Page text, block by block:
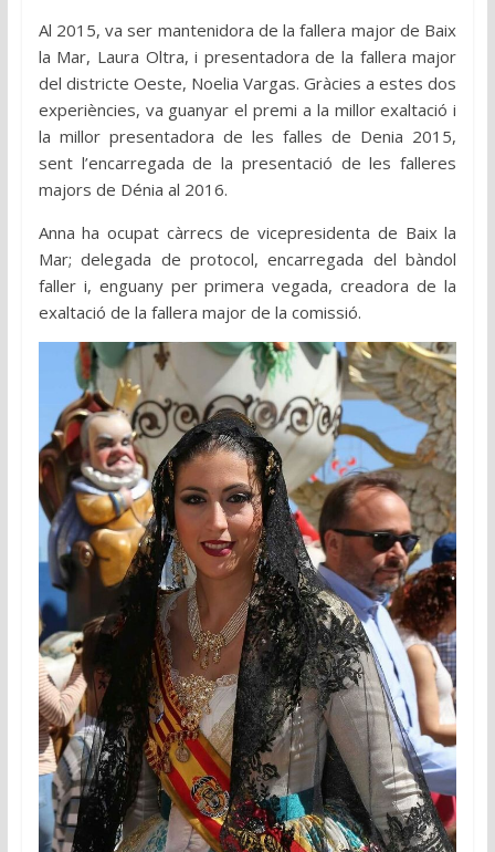
Al 2015, va ser mantenidora de la fallera major de Baix
la Mar, Laura Oltra, i presentadora de la fallera major
del districte Oeste, Noelia Vargas. Gràcies a estes dos
experiències, va guanyar el premi a la millor exaltació i
la millor presentadora de les falles de Denia 2015,
sent l’encarregada de la presentació de les falleres
majors de Dénia al 2016.
Anna ha ocupat càrrecs de vicepresidenta de Baix la
Mar; delegada de protocol, encarregada del bàndol
faller i, enguany per primera vegada, creadora de la
exaltació de la fallera major de la comissió.